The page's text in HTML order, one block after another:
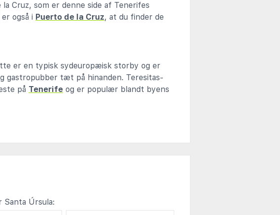
Cruz, som er denne side af Tenerifes
også i Puerto de la Cruz, at du finder de
er en typisk sydeuropæisk storby og er
gastropubber tæt på hinanden. Teresitas-
på Tenerife og er populær blandt byens
Santa Úrsula: